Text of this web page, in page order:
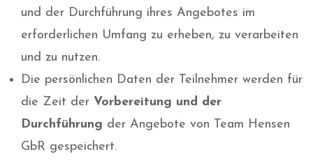
und der Durchführung ihres Angebotes im
erforderlichen Umfang zu erheben, zu verarbeiten
und zu nutzen.
Die persönlichen Daten der Teilnehmer werden für
die Zeit der Vorbereitung und der
Durchführung der Angebote von Team Hensen
GbR gespeichert.